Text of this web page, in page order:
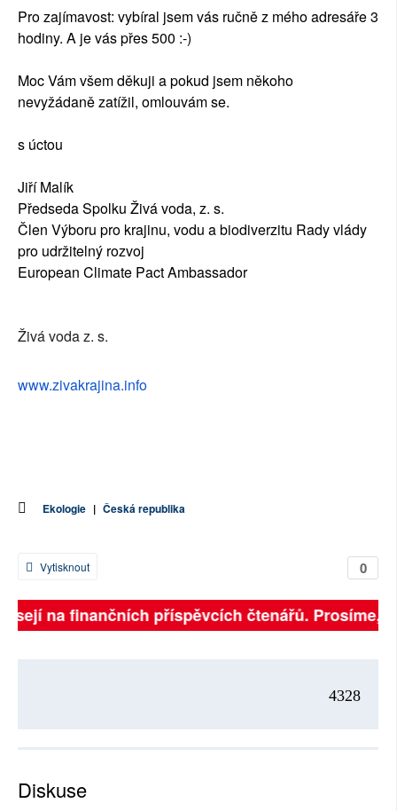
Pro zajímavost: vybíral jsem vás ručně z mého adresáře 3
hodiny. A je vás přes 500 :-)
Moc Vám všem děkuji a pokud jsem někoho
nevyžádaně zatížil, omlouvám se.
s úctou
Jiří Malík
Předseda Spolku Živá voda, z. s.
Člen Výboru pro krajinu, vodu a biodiverzitu Rady vlády
pro udržitelný rozvoj
European Climate Pact Ambassador
Živá voda z. s.
www.zivakrajina.info
Ekologie | Česká republika
0
Vytisknout
na finančních příspěvcích čtenářů. Prosíme,
4328
Diskuse